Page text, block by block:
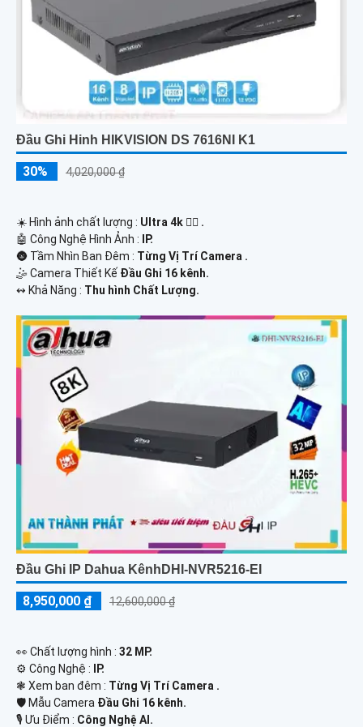
Đầu Ghi Hinh HIKVISION DS 7616NI K1
30% 4,020,000 ₫
☀️ Hình ảnh chất lượng : Ultra 4k 👍🏾 .
🤖️ Công Nghệ Hình Ảnh :
IP.
🌚 Tầm Nhìn Ban Đêm : Từng Vị Trí Camera .
🤹 Camera Thiết Kế Đầu Ghi 16 kênh.
️↭ Khả Năng : Thu hình Chất Lượng.
Đầu Ghi IP Dahua KênhDHI-NVR5216-EI
8,950,000 ₫ 12,600,000 ₫
️👀 Chất lượng hình : 32 MP.
⚙ Công Nghệ :
IP.
❃ Xem ban đêm : Từng Vị Trí Camera .
🛡 Mẫu Camera Đầu Ghi 16 kênh.
️🎙 Ưu Điểm : Công Nghệ AI.